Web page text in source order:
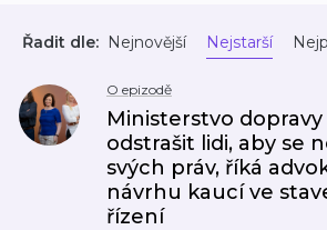
Řadit dle: Nejnovější Nejstarší
O epizodě
Ministerstvo
odstrašit lidi, aby se
svých práv, říká
návrhu kaucí ve
řízení